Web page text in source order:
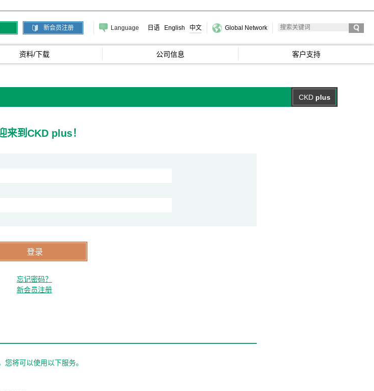
新会员注册 Language 日语 English 中文 Global Network
资料/下载 公司信息 客户支持
CKD plus
来到CKD plus！
忘记密码？
新会员注册
将可以使用以下服务。